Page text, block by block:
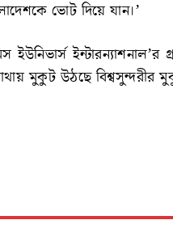
ভোট দিয়ে যান।’
ইন্টারন্যাশনাল’র
মুকুট উঠছে বিশ্বসুন্দরীর